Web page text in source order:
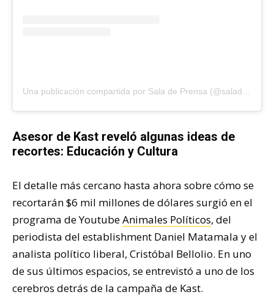
Asesor de Kast reveló algunas ideas de
recortes: Educación y Cultura
El detalle más cercano hasta ahora sobre cómo se
recortarán $6 mil millones de dólares surgió en el
programa de YoutubeAnimales Políticos, del
periodista del establishment Daniel Matamala y el
analista político liberal, Cristóbal Bellolio. En uno
de sus últimos espacios, se entrevistó a uno de los
cerebros detrás de la campaña de Kast.